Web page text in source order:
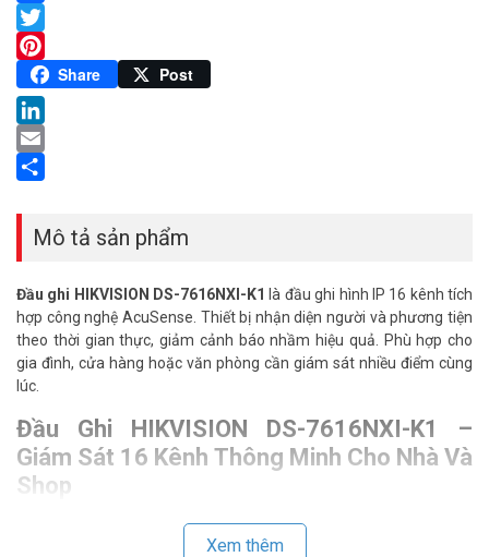
Facebook
Twitter
Pinterest
Share Post
LinkedIn
Email
Mô tả sản phẩm
Đầu ghi HIKVISION DS-7616NXI-K1 là đầu ghi hình IP 16 kênh tích
hợp công nghệ AcuSense. Thiết bị nhận diện người và phương tiện
theo thời gian thực, giảm cảnh báo nhầm hiệu quả. Phù hợp cho
gia đình, cửa hàng hoặc văn phòng cần giám sát nhiều điểm cùng
lúc.
Đầu Ghi HIKVISION DS-7616NXI-K1 –
Giám Sát 16 Kênh Thông Minh Cho Nhà Và
Shop
Nhiều gia đình và chủ shop hiện nay cần một hệ thống camera
Đầu ghi HIKVISIONDS-7616NXI-K1 đáp ứng điều đó với
Xem thêm